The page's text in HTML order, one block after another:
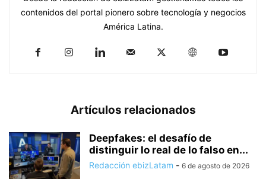
contenidos del portal pionero sobre tecnología y negocios
América Latina.
Artículos relacionados
Deepfakes: el desafío de
distinguir lo real de lo falso en...
Redacción ebizLatam - 6 de agosto de 2026